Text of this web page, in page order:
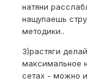
натяни
нащупаешь
методики..
3)растяги
максимальное
сетах - можно